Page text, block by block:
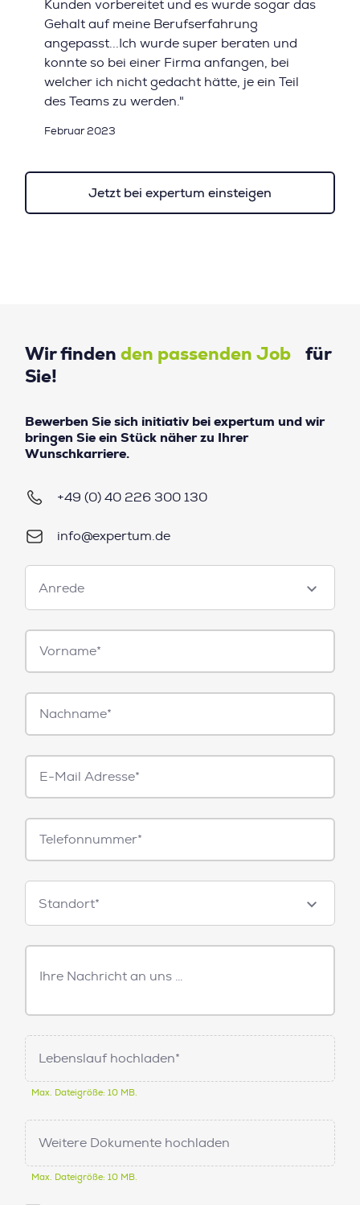
Kunden vorbereitet und es wurde sogar das
Gehalt auf meine Berufserfahrung
angepasst...Ich wurde super beraten und
konnte so bei einer Firma anfangen, bei
welcher ich nicht gedacht hätte, je ein Teil
des Teams zu werden."
Februar 2023
Jetzt bei expertum einsteigen
Wir finden den passenden Job für
Sie!
Bewerben Sie sich initiativ bei expertum und wir
bringen Sie ein Stück näher zu Ihrer
Wunschkarriere.
+49 (0) 40 226 300 130
info@expertum.de
Anrede
Anrede
Vorname*
Nachname*
E-
Mail*
Telefonnummer
Standorte
Standort*
Freitext
Nachricht
Lebenslauf hochladen*
Max. Dateigröße: 10 MB.
Weitere Dokumente hochladen
Max. Dateigröße: 10 MB.